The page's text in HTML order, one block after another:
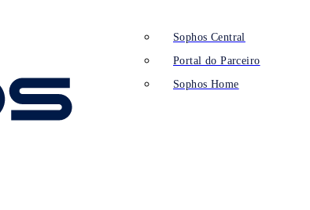
Sophos Central
Portal do Parceiro
Sophos Home